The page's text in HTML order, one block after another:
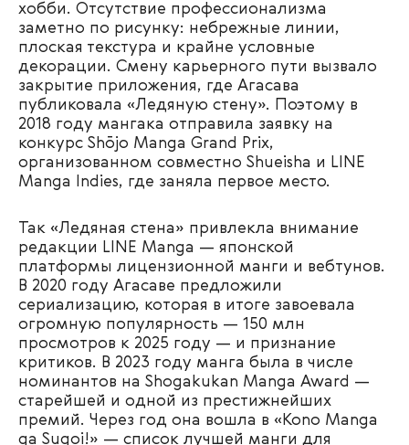
хобби. Отсутствие профессионализма
заметно по рисунку: небрежные линии,
плоская текстура и крайне условные
декорации. Смену карьерного пути вызвало
закрытие приложения, где Агасава
публиковала «Ледяную стену». Поэтому в
2018 году мангака отправила заявку на
конкурс Shōjo Manga Grand Prix,
организованном совместно Shueisha и LINE
Manga Indies, где заняла первое место.
Так «Ледяная стена» привлекла внимание
редакции LINE Manga — японской
платформы лицензионной манги и вебтунов.
В 2020 году Агасаве предложили
сериализацию, которая в итоге завоевала
огромную популярность — 150 млн
просмотров к 2025 году — и признание
критиков. В 2023 году манга была в числе
номинантов на Shogakukan Manga Award —
старейшей и одной из престижнейших
премий. Через год она вошла в «Kono Manga
ga Sugoi!» — список лучшей манги для